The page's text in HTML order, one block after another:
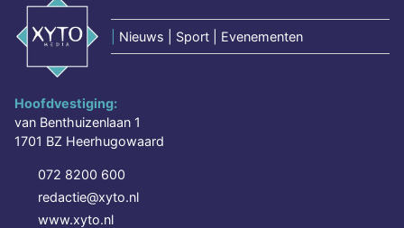
Nieuws | Sport | Evenementen
Hoofdvestiging:
van Benthuizenlaan 1
1701 BZ Heerhugowaard
072 8200 600
redactie@xyto.nl
www.xyto.nl